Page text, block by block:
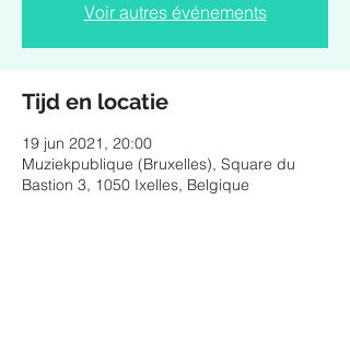
Voir autres événements
Tijd en locatie
19 jun 2021, 20:00
Muziekpublique (Bruxelles), Square du
Bastion 3, 1050 Ixelles, Belgique